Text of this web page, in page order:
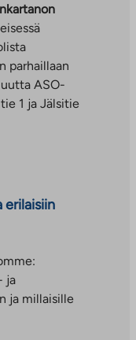
parhaillaan
ASO-
1 ja Jälsitie
erilaisiin
ja
ja millaisille